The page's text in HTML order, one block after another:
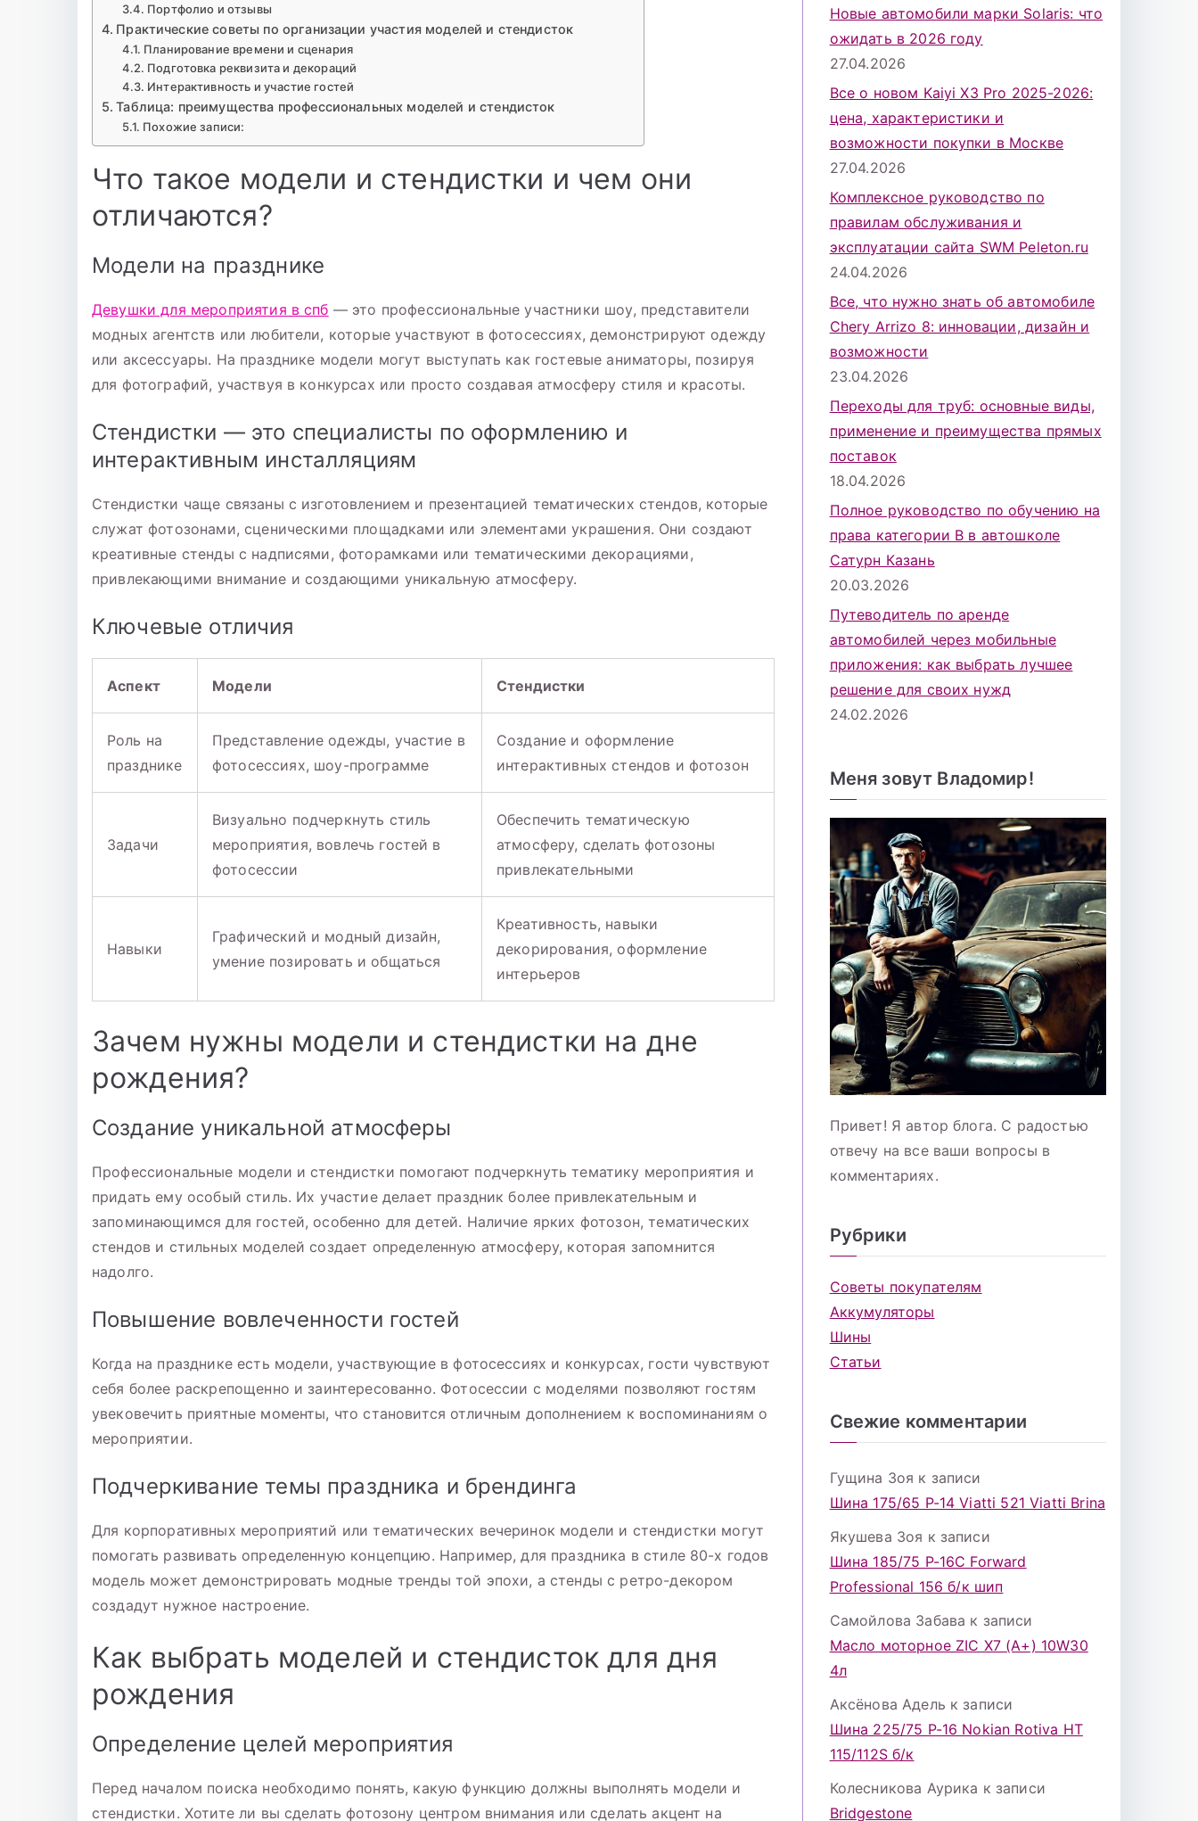
Портфолио и отзывы
Практические советы по организации участия моделей и стендисток
Планирование времени и сценария
Подготовка реквизита и декораций
Интерактивность и участие гостей
Таблица: преимущества профессиональных моделей и стендисток
Похожие записи:
Что такое модели и стендистки и чем они
отличаются?
Модели на празднике
Девушки для мероприятия в спб — это профессиональные участники шоу, представители
модных агентств или любители, которые участвуют в фотосессиях, демонстрируют одежду
или аксессуары. На празднике модели могут выступать как гостевые аниматоры, позируя
для фотографий, участвуя в конкурсах или просто создавая атмосферу стиля и красоты.
Стендистки — это специалисты по оформлению и
интерактивным инсталляциям
Стендистки чаще связаны с изготовлением и презентацией тематических стендов, которые
служат фотозонами, сценическими площадками или элементами украшения. Они создают
креативные стенды с надписями, фоторамками или тематическими декорациями,
привлекающими внимание и создающими уникальную атмосферу.
Ключевые отличия
Аспект Модели Стендистки
Роль на
празднике
Представление одежды, участие в
фотосессиях, шоу-программе
Создание и оформление
интерактивных стендов и фотозон
Задачи
Визуально подчеркнуть стиль
мероприятия, вовлечь гостей в
фотосессии
Обеспечить тематическую
атмосферу, сделать фотозоны
привлекательными
Навыки
Графический и модный дизайн,
умение позировать и общаться
Креативность, навыки
декорирования, оформление
интерьеров
Зачем нужны модели и стендистки на дне
рождения?
Создание уникальной атмосферы
Профессиональные модели и стендистки помогают подчеркнуть тематику мероприятия и
придать ему особый стиль. Их участие делает праздник более привлекательным и
запоминающимся для гостей, особенно для детей. Наличие ярких фотозон, тематических
стендов и стильных моделей создает определенную атмосферу, которая запомнится
надолго.
Повышение вовлеченности гостей
Когда на празднике есть модели, участвующие в фотосессиях и конкурсах, гости чувствуют
себя более раскрепощенно и заинтересованно. Фотосессии с моделями позволяют гостям
увековечить приятные моменты, что становится отличным дополнением к воспоминаниям о
мероприятии.
Подчеркивание темы праздника и брендинга
Для корпоративных мероприятий или тематических вечеринок модели и стендистки могут
помогать развивать определенную концепцию. Например, для праздника в стиле 80-х годов
модель может демонстрировать модные тренды той эпохи, а стенды с ретро-декором
создадут нужное настроение.
Как выбрать моделей и стендисток для дня
рождения
Определение целей мероприятия
Перед началом поиска необходимо понять, какую функцию должны выполнять модели и
стендистки. Хотите ли вы сделать фотозону центром внимания или сделать акцент на
Новые автомобили марки Solaris: что
ожидать в 2026 году
27.04.2026
Все о новом Kaiyi X3 Pro 2025-2026:
цена, характеристики и
возможности покупки в Москве
27.04.2026
Комплексное руководство по
правилам обслуживания и
эксплуатации сайта SWM Peleton.ru
24.04.2026
Все, что нужно знать об автомобиле
Chery Arrizo 8: инновации, дизайн и
возможности
23.04.2026
Переходы для труб: основные виды,
применение и преимущества прямых
поставок
18.04.2026
Полное руководство по обучению на
права категории B в автошколе
Сатурн Казань
20.03.2026
Путеводитель по аренде
автомобилей через мобильные
приложения: как выбрать лучшее
решение для своих нужд
24.02.2026
Меня зовут Владомир!
Привет! Я автор блога. С радостью
отвечу на все ваши вопросы в
комментариях.
Рубрики
Советы покупателям
Аккумуляторы
Шины
Статьи
Свежие комментарии
Гущина Зоя к записи
Шина 175/65 Р-14 Viatti 521 Viatti Brina
Якушева Зоя к записи
Шина 185/75 Р-16С Forward
Professional 156 б/к шип
Самойлова Забава к записи
Масло моторное ZIC X7 (A+) 10W30
4л
Аксёнова Адель к записи
Шина 225/75 Р-16 Nokian Rotiva HT
115/112S б/к
Колесникова Аурика к записи
Bridgestone